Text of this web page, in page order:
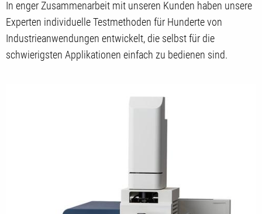
In enger Zusammenarbeit mit unseren Kunden haben unsere
Experten individuelle Testmethoden für Hunderte von
Industrieanwendungen entwickelt, die selbst für die
schwierigsten Applikationen einfach zu bedienen sind.